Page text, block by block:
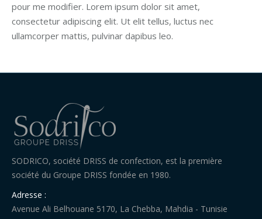
pour me modifier. Lorem ipsum dolor sit amet,
consectetur adipiscing elit. Ut elit tellus, luctus nec
ullamcorper mattis, pulvinar dapibus leo.
SODRICO, société DRISS de confection, est la première
société du Groupe DRISS fondée en 1980.
Adresse :
Avenue Ali Belhouane 5170, La Chebba, Mahdia - Tunisie